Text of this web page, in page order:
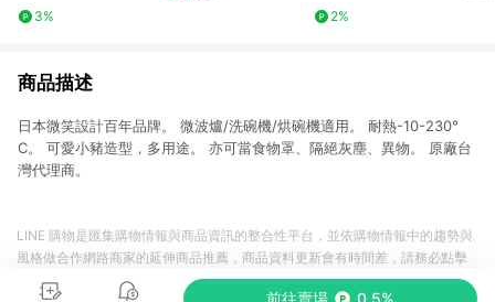
3%
2%
商品描述
日本微笑設計百年品牌。 微波爐/洗碗機/烘碗機適用。 耐熱-10-230°
C。 可愛小豬造型，多用途。 亦可當食物罩、隔絕灰塵、異物。 原廠台
灣代理商。
前往賣場 0.5%
LINE 購物是匯集購物情報與商品資訊的整合性平台，並依購物情報中的趨勢與
風格做合作網路商家的延伸商品推薦，商品資料更新會有時間差，請務必點擊
商品至各合作網路商家，確認現售價與購物條件，一切資訊以合作廠商網頁為